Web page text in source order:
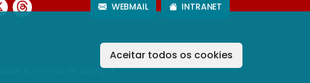
Aceitar todos os cookies
WEBMAIL INTRANET
Termos de Serviço).